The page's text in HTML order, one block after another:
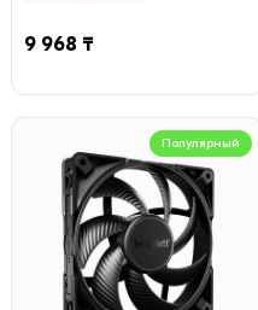
9 968 ₸
Популярный